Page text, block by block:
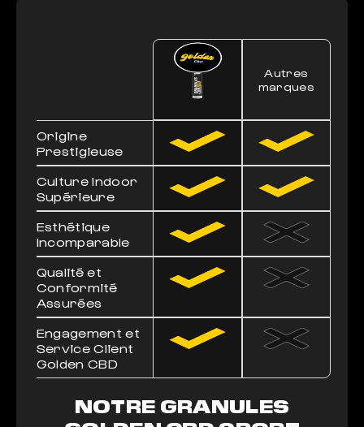
Autres
marques
Origine
Prestigieuse
Culture Indoor
Supérieure
Esthétique
Incomparable
Qualité et
Conformité
Assurées
Engagement et
Service Client
Golden CBD
NOTRE GRANULES